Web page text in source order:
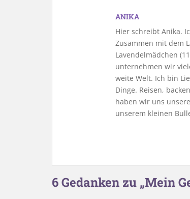
ANIKA
Hier schreibt Anika.
Zusammen mit dem
Lavendelmädchen
unternehmen wir
weite Welt. Ich bin
Dinge. Reisen,
haben wir uns
unserem kleinen
6 Gedanken zu „Mein